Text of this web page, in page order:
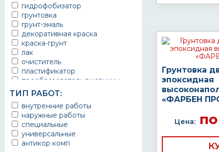
гидрофобизатор
грунтовка
грунт-эмаль
декоративная краска
краска-грунт
лак
очиститель
пластификатор
преобразователь ржавчины
эмаль
Краска
Покрытие
грунт эмаль
защитное покрытие
ТИП РАБОТ:
внутренние работы
наружные работы
специальные
универсальные
антикор комп
Грунтовка
эпоксидная
«ФАРБЕН
Цена:по